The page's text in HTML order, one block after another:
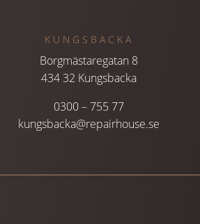
KUNGSBACKA
Borgmästaregatan 8
434 32 Kungsbacka
0300 – 755 77
kungsbacka@repairhouse.se